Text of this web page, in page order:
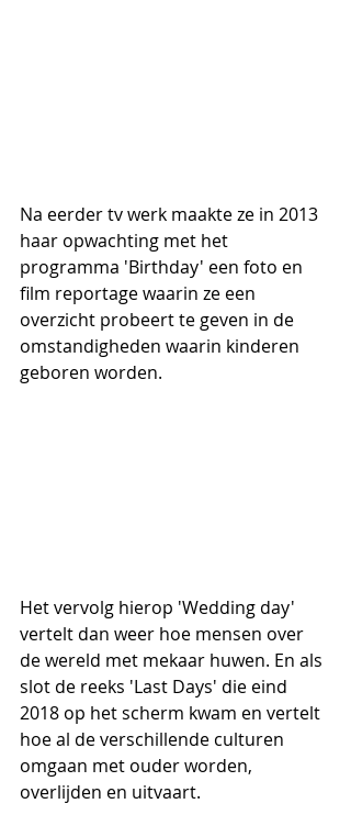
Na eerder tv werk maakte ze in 2013
haar opwachting met het
programma 'Birthday' een foto en
film reportage waarin ze een
overzicht probeert te geven in de
omstandigheden waarin kinderen
geboren worden.
Het vervolg hierop 'Wedding day'
vertelt dan weer hoe mensen over
de wereld met mekaar huwen. En als
slot de reeks 'Last Days' die eind
2018 op het scherm kwam en vertelt
hoe al de verschillende culturen
omgaan met ouder worden,
overlijden en uitvaart.